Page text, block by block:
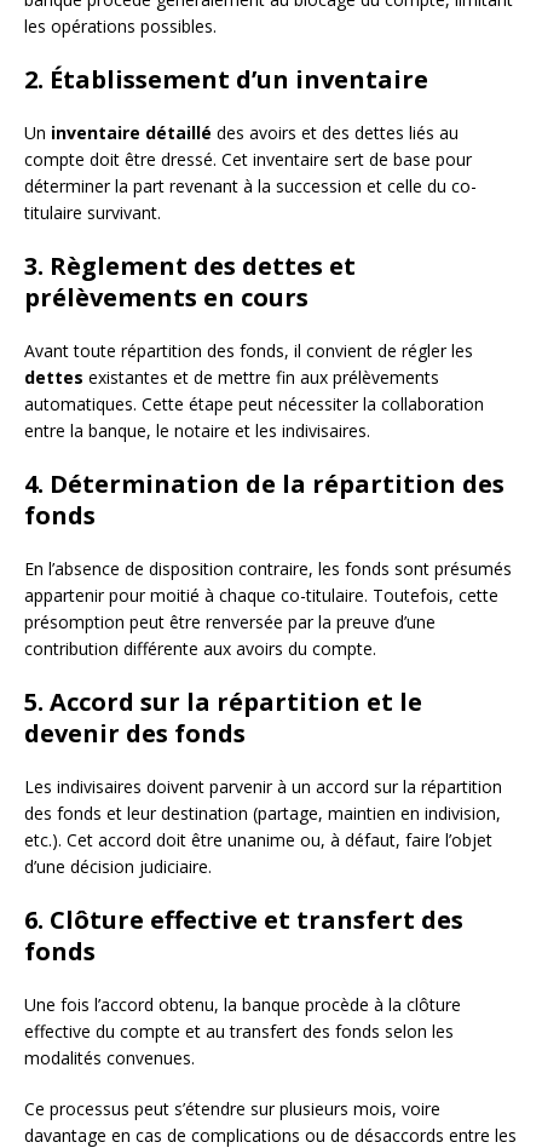
les opérations possibles.
2. Établissement d’un inventaire
Un inventaire détaillé des avoirs et des dettes liés au
compte doit être dressé. Cet inventaire sert de base pour
déterminer la part revenant à la succession et celle du co-
titulaire survivant.
3. Règlement des dettes et
prélèvements en cours
Avant toute répartition des fonds, il convient de régler les
dettes existantes et de mettre fin aux prélèvements
automatiques. Cette étape peut nécessiter la collaboration
entre la banque, le notaire et les indivisaires.
4. Détermination de la répartition des
fonds
En l’absence de disposition contraire, les fonds sont présumés
appartenir pour moitié à chaque co-titulaire. Toutefois, cette
présomption peut être renversée par la preuve d’une
contribution différente aux avoirs du compte.
5. Accord sur la répartition et le
devenir des fonds
Les indivisaires doivent parvenir à un accord sur la répartition
des fonds et leur destination (partage, maintien en indivision,
etc.). Cet accord doit être unanime ou, à défaut, faire l’objet
d’une décision judiciaire.
6. Clôture effective et transfert des
fonds
Une fois l’accord obtenu, la banque procède à la clôture
effective du compte et au transfert des fonds selon les
modalités convenues.
Ce processus peut s’étendre sur plusieurs mois, voire
davantage en cas de complications ou de désaccords entre les